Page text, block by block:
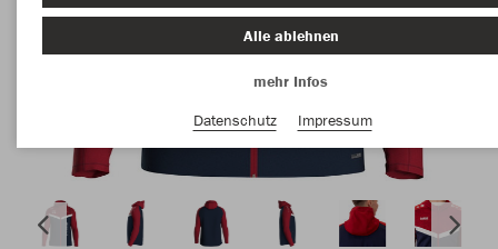
Alle ablehnen
mehr Infos
Datenschutz
Impressum